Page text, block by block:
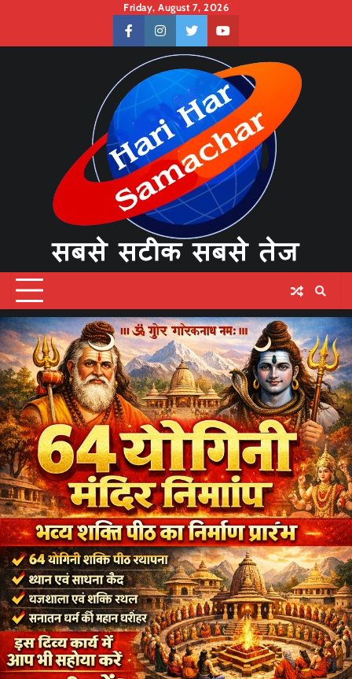
content
Friday, August 7, 2026
facebookinstagramtwitteryoutube